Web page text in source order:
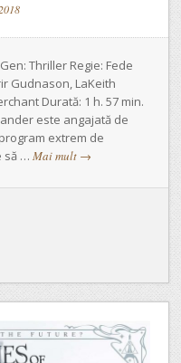
Thriller Regie: Fede
Gudnason, LaKeith
Durată: 1 h. 57 min.
este angajată de
extrem de
să … Mai mult →